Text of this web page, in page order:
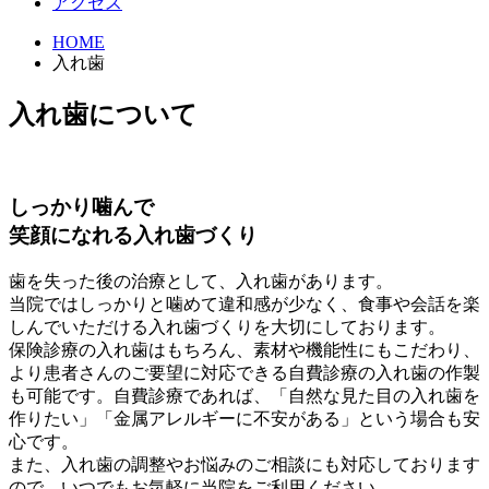
HOME
入れ歯
入れ歯について
しっかり噛んで
笑顔になれる入れ歯づくり
歯を失った後の治療として、入れ歯があります。
当院ではしっかりと噛めて違和感が少なく、食事や会話を楽
しんでいただける入れ歯づくりを大切にしております。
保険診療の入れ歯はもちろん、素材や機能性にもこだわり、
より患者さんのご要望に対応できる自費診療の入れ歯の作製
も可能です。自費診療であれば、「自然な見た目の入れ歯を
作りたい」「金属アレルギーに不安がある」という場合も安
心です。
また、入れ歯の調整やお悩みのご相談にも対応しております